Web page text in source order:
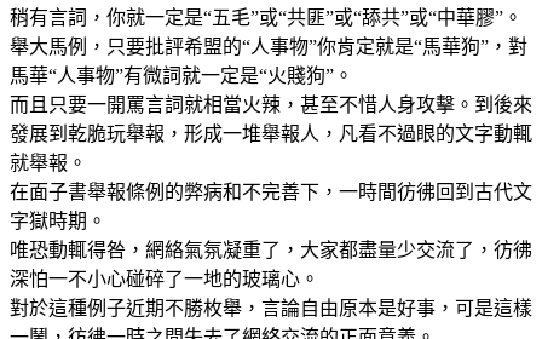
稍有言詞，你就一定是“五毛”或“共匪”或“舔共”或“中華膠”。
舉大馬例，只要批評希盟的“人事物”你肯定就是“馬華狗”，對
馬華“人事物”有微詞就一定是“火賤狗”。
而且只要一開罵言詞就相當火辣，甚至不惜人身攻擊。到後來
發展到乾脆玩舉報，形成一堆舉報人，凡看不過眼的文字動輒
就舉報。
在面子書舉報條例的弊病和不完善下，一時間彷彿回到古代文
字獄時期。
唯恐動輒得咎，網絡氣氛凝重了，大家都盡量少交流了，彷彿
深怕一不小心碰碎了一地的玻璃心。
對於這種例子近期不勝枚舉，言論自由原本是好事，可是這樣